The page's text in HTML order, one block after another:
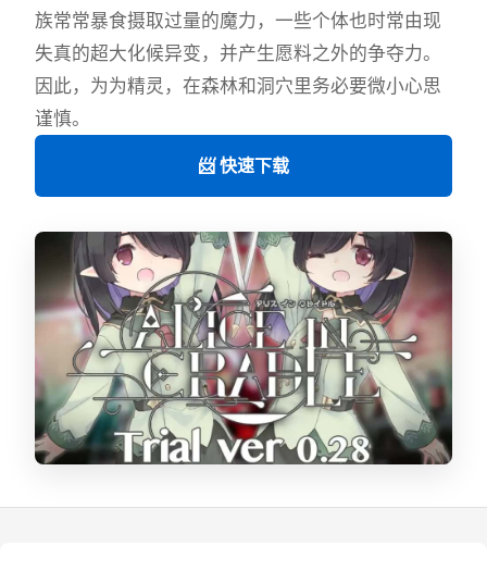
族常常暴食摄取过量的魔力，一些个体也时常由现
失真的超大化候异变，并产生愿料之外的争夺力。
因此，为为精灵，在森林和洞穴里务必要微小心思
谨慎。
📨 快速下载